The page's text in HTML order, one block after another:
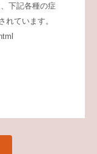
下記各種の症
れています。